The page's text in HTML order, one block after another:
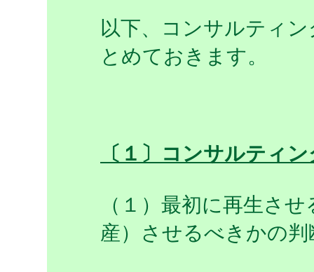
以下、コンサルティ
とめておきます。
〔１〕コンサルティ
（１）最初に再生さ
産）させるべきかの